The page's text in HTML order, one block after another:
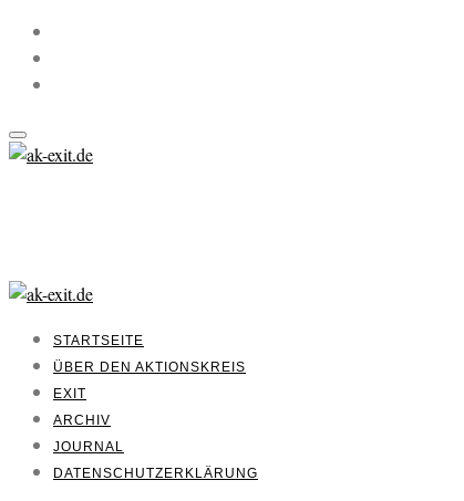
STARTSEITE
ÜBER DEN AKTIONSKREIS
EXIT
ARCHIV
JOURNAL
DATENSCHUTZERKLÄRUNG